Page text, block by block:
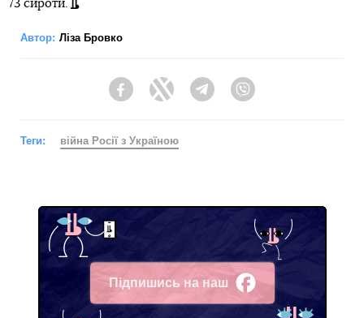
73 сироти.
Автор: Ліза Бровко
FacebookTwitter Telegram
Теги: війна Росії з Україною
Підпишись на наш
Facebook